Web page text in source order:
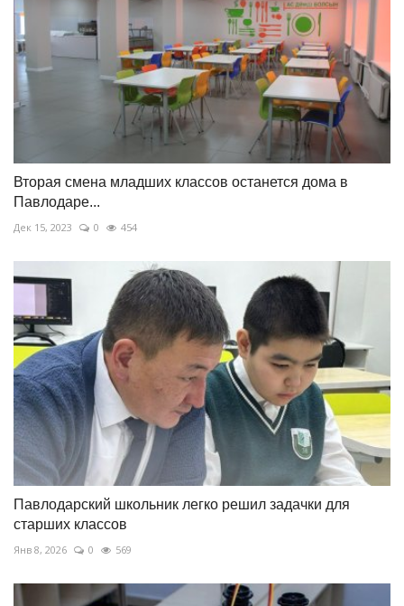
Вторая смена младших классов останется дома в
Павлодаре...
Дек 15, 2023 0 454
Павлодарский школьник легко решил задачки для
старших классов
Янв 8, 2026 0 569